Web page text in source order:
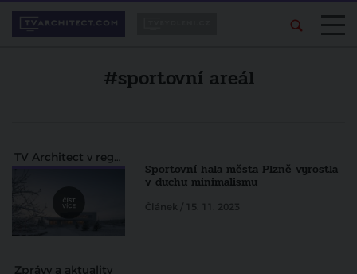
#sportovní areál
TV Architect v regionech
Sportovní hala města Plzně vyrostla
v duchu minimalismu
Článek / 15. 11. 2023
Zprávy a aktuality